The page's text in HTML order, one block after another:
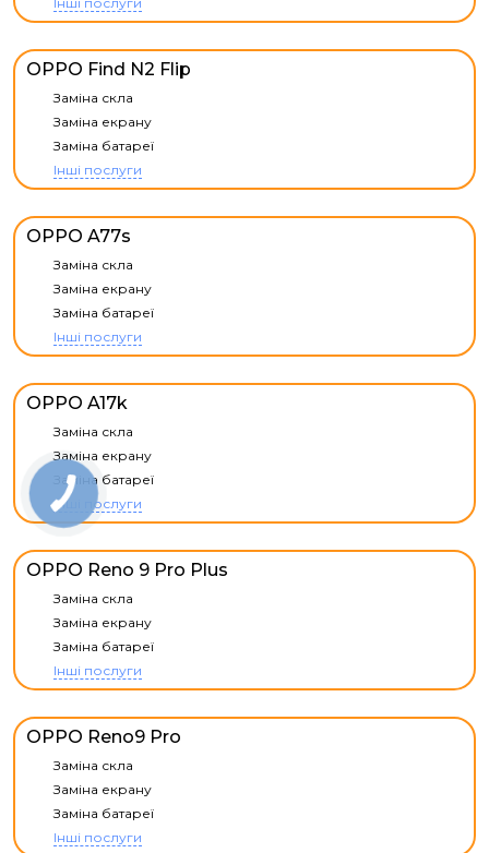
OPPO Find N2 Flip
Заміна скла
Заміна екрану
Заміна батареї
Інші послуги
OPPO A77s
Заміна скла
Заміна екрану
Заміна батареї
Інші послуги
OPPO A17k
Заміна скла
Заміна екрану
Заміна батареї
Інші послуги
OPPO Reno 9 Pro Plus
Заміна скла
Заміна екрану
Заміна батареї
Інші послуги
OPPO Reno9 Pro
Заміна скла
Заміна екрану
Заміна батареї
Інші послуги